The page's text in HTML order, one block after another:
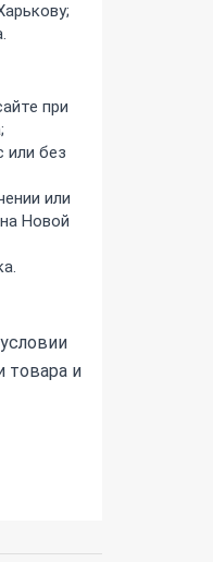
при
или без
или
Новой
товара и